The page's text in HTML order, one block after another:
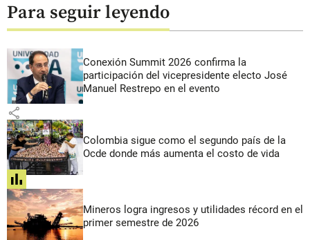
Para seguir leyendo
Conexión Summit 2026 confirma la
participación del vicepresidente electo José
Manuel Restrepo en el evento
share
Colombia sigue como el segundo país de la
Ocde donde más aumenta el costo de vida
share
Mineros logra ingresos y utilidades récord en el
primer semestre de 2026